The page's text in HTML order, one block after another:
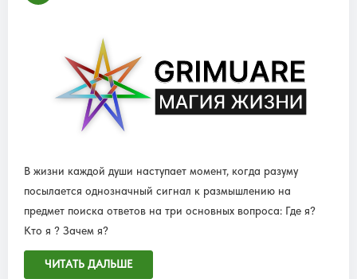
В жизни каждой души наступает момент, когда разуму
посылается однозначный сигнал к размышлению на
предмет поиска ответов на три основных вопроса: Где я?
Кто я ? Зачем я?
ЧИТАТЬ ДАЛЬШЕ